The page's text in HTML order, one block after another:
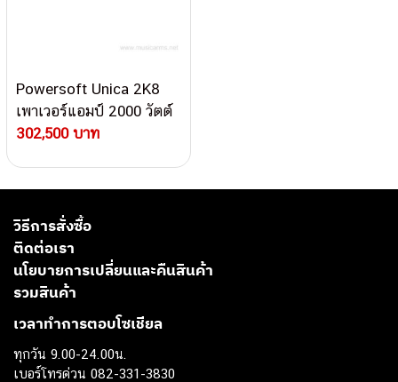
Powersoft Unica 2K8
เพาเวอร์แอมป์ 2000 วัตต์
8 แชนแนล ควบคุมจาก
302,500 บาท
วิธีการสั่งซื้อ
ติดต่อเรา
นโยบายการเปลี่ยนและคืนสินค้า
รวมสินค้า
เวลาทำการตอบโซเชียล
ทุกวัน 9.00-24.00น.
เบอร์โทรด่วน 082-331-3830